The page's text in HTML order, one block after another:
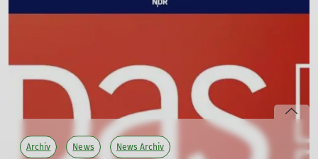
Stell dir vor, du stehst auf einem Gipfel. Die Luft ist klar,
engagierst. Nur dass du hier nicht allein unterwegs bist,
sondern Teil eines Teams, das gemeinsam etwas bewegt.
Du musst dafür übrigens kein Bergprofi sein. Neugier,
Lust auf Gemeinschaft und Freude daran, Dinge
mitzugestalten reichen völlig aus.
Archiv News News Archiv